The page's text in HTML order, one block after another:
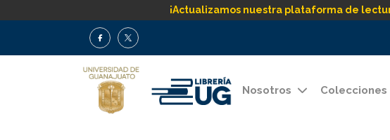
¡Actualizamos nuestra plataforma de
Nosotros Colecciones